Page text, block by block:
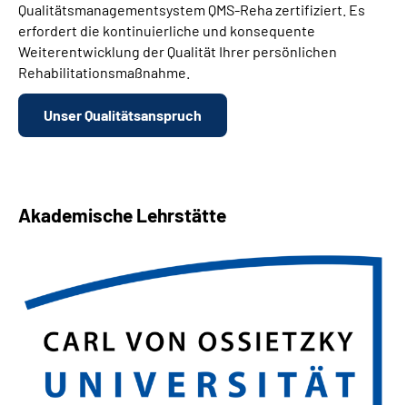
Qualitätsmanagementsystem QMS-Reha zertifiziert. Es
erfordert die kontinuierliche und konsequente
Weiterentwicklung der Qualität Ihrer persönlichen
Rehabilitationsmaßnahme.
Unser Qualitätsanspruch
Akademische Lehrstätte